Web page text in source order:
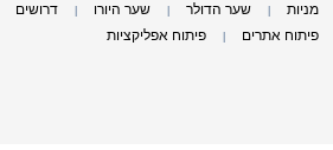
מניות שער הדולר שער היורו דרושים
פיתוח אתרים פיתוח אפליקציות